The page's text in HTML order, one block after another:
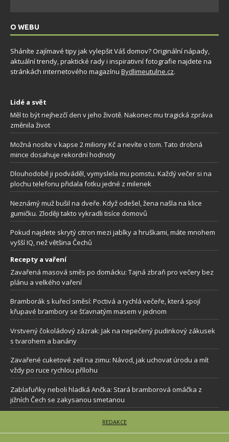
O WEBU
Sháníte zajímavé tipy jak vylepšit Váš domov? Originální nápady,
aktuální trendy, praktické rady i inspirativní fotografie najdete na
stránkách internetového magazínu Bydlimeutulne.cz.
Lidé a svět
Měl to být nejhezčí den v jeho životě. Nakonec mu tragická zpráva
změnila život
Možná nosíte v kapse 2 miliony Kč a nevíte o tom. Tato drobná
mince dosahuje rekordní hodnoty
Dlouhodobě ji podváděl, vymyslela mu pomstu. Každý večer si na
plochu telefonu přidala fotku jedné z milenek
Neznámý muž bušil na dveře. Když odešel, žena našla na klice
gumičku. Zloději takto vykradli tisíce domovů
Pokud najdete skrytý citron mezi jablky a hruškami, máte mnohem
vyšší IQ, než většina Čechů
Recepty a vaření
Zavařená masová směs po domácku: Tajná zbraň pro večery bez
plánu a velkého vaření
Bramborák s kuřecí směsí: Poctivá a rychlá večeře, která spojí
křupavé brambory se šťavnatým masem v jednom
Vrstvený čokoládový zázrak: Jak na nepečený pudinkový zákusek
s tvarohem a banány
Zavařené cuketové zelí na zimu: Návod, jak uchovat úrodu a mít
vždy po ruce rychlou přílohu
Zablafuňky neboli hladká Ančka: Stará bramborová omáčka z
jižních Čech se zakysanou smetanou
REDAKCE